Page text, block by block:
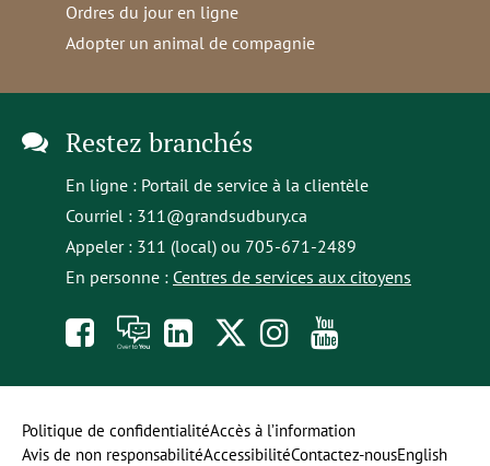
Ordres du jour en ligne
Adopter un animal de compagnie
Restez branchés
En ligne : Portail de service à la clientèle
Courriel : 311@grandsudbury.ca
Appeler : 311 (local) ou 705-671-2489
En personne : Centres de services aux citoyens
Like
us
on
À
toi
la
opens
in
a
Follow
us
on
Follow
us
on
to
our
Politique de confidentialitéAccès à l’information
Avis de non responsabilitéAccessibilitéContactez-nousEnglish